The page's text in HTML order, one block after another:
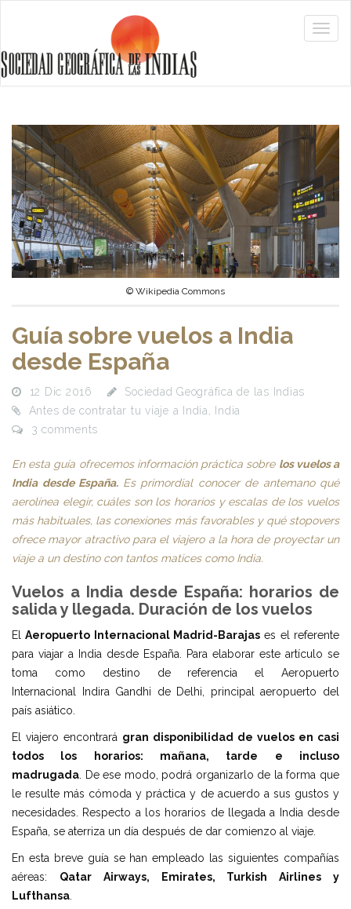
© Wikipedia Commons
Guía sobre vuelos a India
desde España
12 Dic 2016
Sociedad Geográfica de las Indias
Antes de contratar tu viaje a India
India
3 comments
En esta guía ofrecemos información práctica sobre los vuelos a
India desde España. Es primordial conocer de antemano qué
aerolínea elegir, cuáles son los horarios y escalas de los vuelos
más habituales, las conexiones más favorables y qué stopovers
ofrece mayor atractivo para el viajero a la hora de proyectar un
viaje a un destino con tantos matices como India.
Vuelos a India desde España: horarios de
salida y llegada. Duración de los vuelos
ElAeropuerto Internacional Madrid-Barajas es el referente
para viajar a India desde España. Para elaborar este artículo se
toma como destino de referencia el Aeropuerto
Internacional Indira Gandhi de Delhi, principal aeropuerto del
país asiático.
El viajero encontrará gran disponibilidad de vuelos en casi
todos los horarios: mañana, tarde e incluso
madrugada . De ese modo, podrá organizarlo de la forma que
le resulte más cómoda y práctica y de acuerdo a sus gustos y
necesidades. Respecto a los horarios de llegada a India desde
España, se aterriza un día después de dar comienzo al viaje.
En esta breve guía se han empleado las siguientes compañías
aéreas: Qatar Airways, Emirates, Turkish Airlines y
Lufthansa